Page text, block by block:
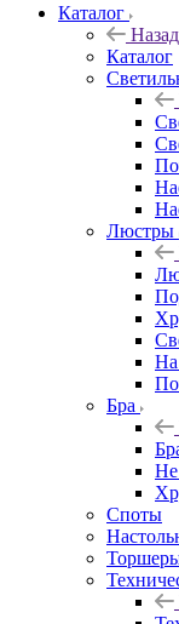
Каталог
Назад
Каталог
Люстры
Бра
Не
Споты